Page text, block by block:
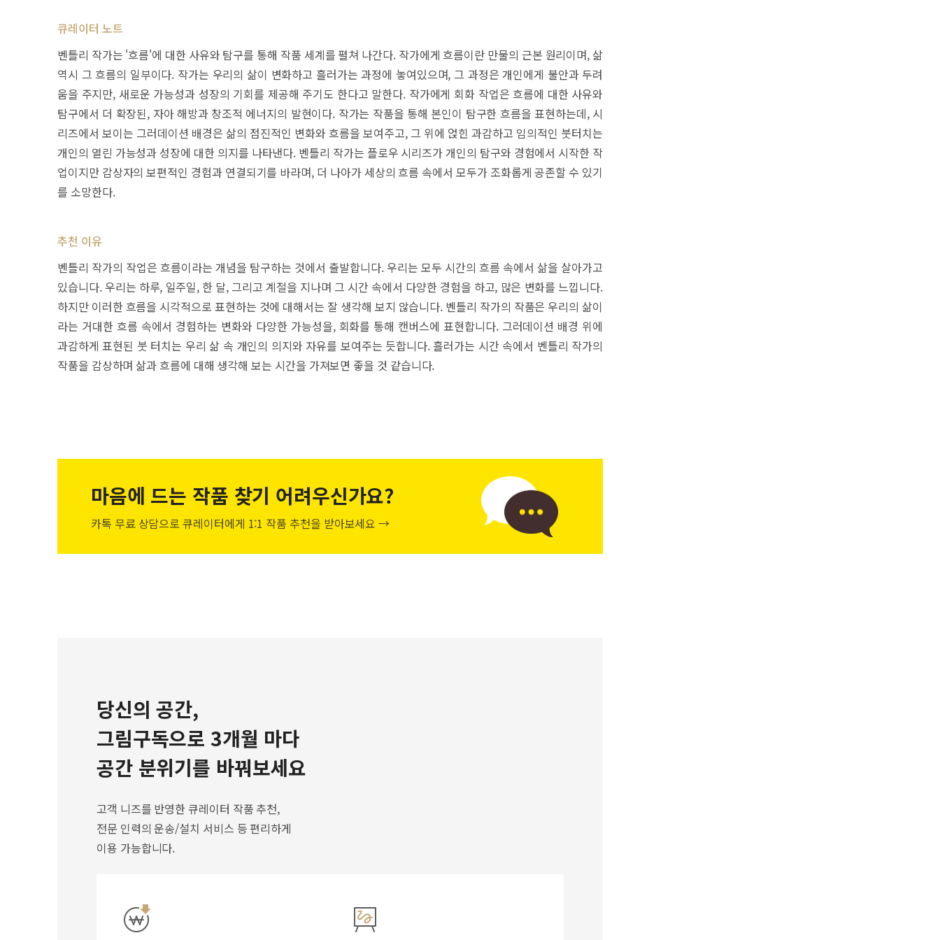
큐레이터 노트
벤틀리 작가는 '흐름'에 대한 사유와 탐구를 통해 작품 세계를 펼쳐 나간다. 작가에게 흐름이란 만물의 근본 원리이며, 삶
역시 그 흐름의 일부이다. 작가는 우리의 삶이 변화하고 흘러가는 과정에 놓여있으며, 그 과정은 개인에게 불안과 두려
움을 주지만, 새로운 가능성과 성장의 기회를 제공해 주기도 한다고 말한다. 작가에게 회화 작업은 흐름에 대한 사유와
탐구에서 더 확장된, 자아 해방과 창조적 에너지의 발현이다. 작가는 작품을 통해 본인이 탐구한 흐름을 표현하는데, 시
리즈에서 보이는 그러데이션 배경은 삶의 점진적인 변화와 흐름을 보여주고, 그 위에 얹힌 과감하고 임의적인 붓터치는
개인의 열린 가능성과 성장에 대한 의지를 나타낸다. 벤틀리 작가는 플로우 시리즈가 개인의 탐구와 경험에서 시작한 작
업이지만 감상자의 보편적인 경험과 연결되기를 바라며, 더 나아가 세상의 흐름 속에서 모두가 조화롭게 공존할 수 있기
를 소망한다.
추천 이유
벤틀리 작가의 작업은 흐름이라는 개념을 탐구하는 것에서 출발합니다. 우리는 모두 시간의 흐름 속에서 삶을 살아가고
있습니다. 우리는 하루, 일주일, 한 달, 그리고 계절을 지나며 그 시간 속에서 다양한 경험을 하고, 많은 변화를 느낍니다.
하지만 이러한 흐름을 시각적으로 표현하는 것에 대해서는 잘 생각해 보지 않습니다. 벤틀리 작가의 작품은 우리의 삶이
라는 거대한 흐름 속에서 경험하는 변화와 다양한 가능성을, 회화를 통해 캔버스에 표현합니다. 그러데이션 배경 위에
과감하게 표현된 붓 터치는 우리 삶 속 개인의 의지와 자유를 보여주는 듯합니다. 흘러가는 시간 속에서 벤틀리 작가의
작품을 감상하며 삶과 흐름에 대해 생각해 보는 시간을 가져보면 좋을 것 같습니다.
마음에 드는 작품 찾기 어려우신가요?
카톡 무료 상담으로 큐레이터에게 1:1 작품 추천을 받아보세요 →
당신의 공간,
그림구독으로 3개월 마다
공간 분위기를 바꿔보세요
고객 니즈를 반영한 큐레이터 작품 추천,
전문 인력의 운송/설치 서비스 등 편리하게
이용 가능합니다.